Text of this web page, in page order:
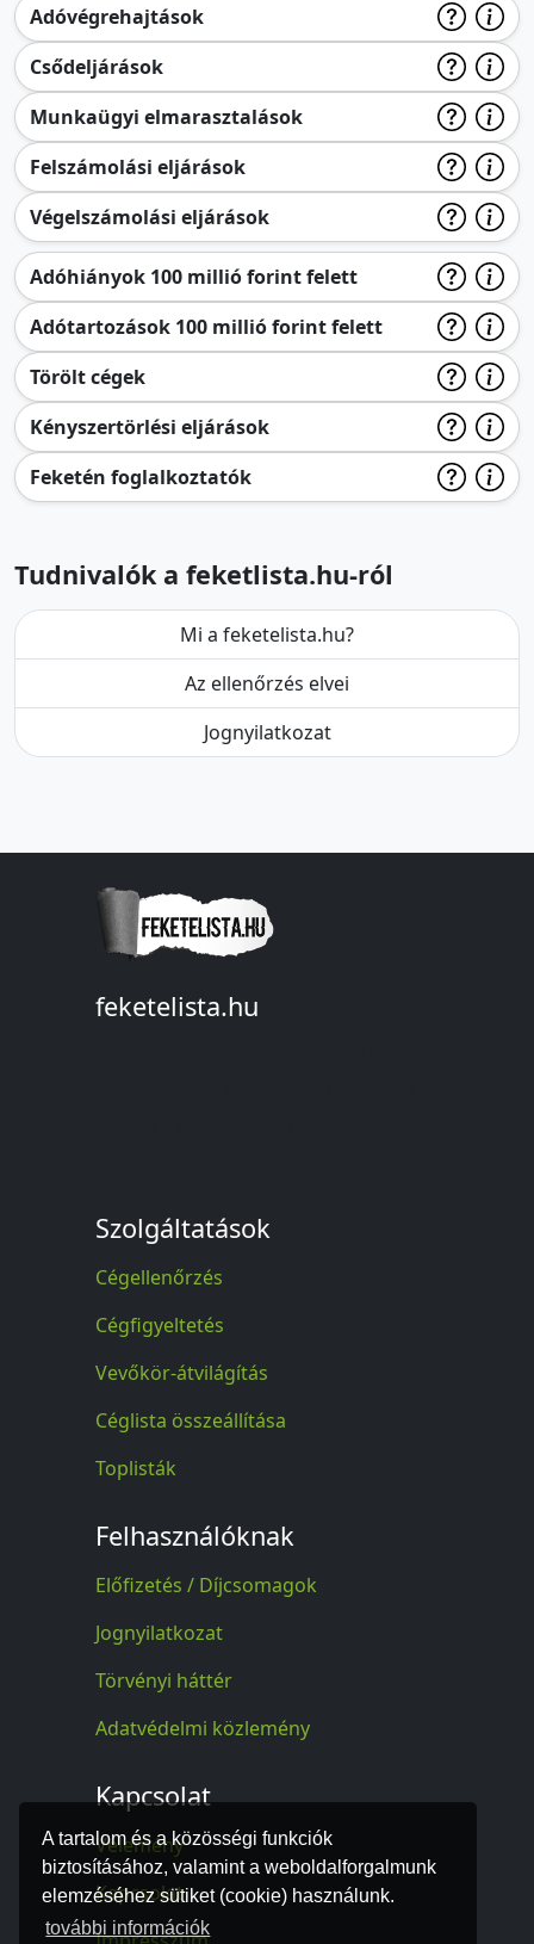
A tartalom és a közösségi funkciók
biztosításához, valamint a weboldalforgalmunk
elemzéséhez sütiket (cookie) használunk.
további információk
Adóvégrehajtások
Csődeljárások
Munkaügyi elmarasztalások
Felszámolási eljárások
Végelszámolási eljárások
Adóhiányok 100 millió forint felett
Adótartozások 100 millió forint felett
Törölt cégek
Kényszertörlési eljárások
Feketén foglalkoztatók
Tudnivalók a feketlista.hu-ról
Mi a feketelista.hu?
Az ellenőrzés elvei
Jognyilatkozat
feketelista.hu
Szolgáltatások
Cégellenőrzés
Cégfigyeltetés
Vevőkör-átvilágítás
Céglista összeállítása
Toplisták
Felhasználóknak
Előfizetés / Díjcsomagok
Jognyilatkozat
Törvényi háttér
Adatvédelmi közlemény
Kapcsolat
Vélemény
Kapcsolat